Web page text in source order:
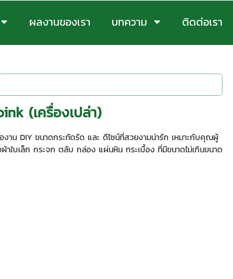
ผลงานของเรา บทความ ติดต่อเรา
(เครื่องเปล่า)
าน DIY ขนาดกระทัดรัด และ ดีไซน์ที่สวยงามน่ารัก เหมาะกับคุณผู้
เล็ก กระจก ตลับ กล่อง แผ่นหิน กระเบื้อง ที่มีขนาดไม่เกินขนาด